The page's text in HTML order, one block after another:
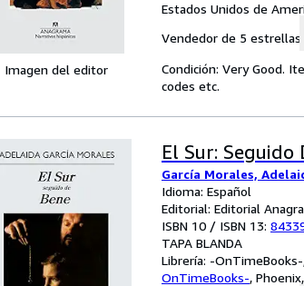
Imagen del editor
Estados Unidos de
Vendedor de 5 estrellas
Condición: Very Good.
codes etc.
El Sur: Seguido
García Morales,
Idioma: Español
Editorial: Editorial
ISBN 10 / ISBN 13:
TAPA BLANDA
Librería: -OnTimeBooks-
OnTimeBooks-,